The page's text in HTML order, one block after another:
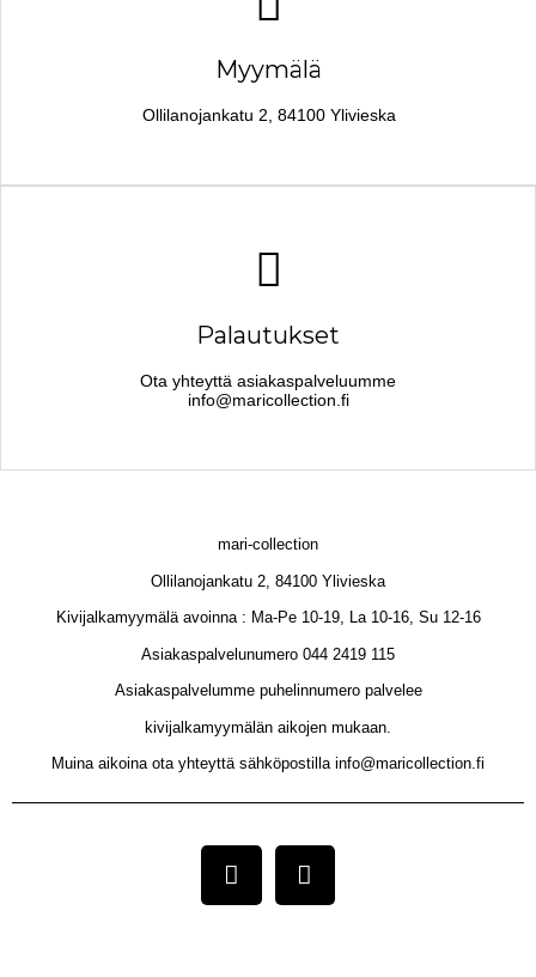
Myymälä
Ollilanojankatu 2, 84100 Ylivieska
Palautukset
Ota yhteyttä asiakaspalveluumme
info@maricollection.fi
mari-collection
Ollilanojankatu 2, 84100 Ylivieska
Kivijalkamyymälä avoinna : Ma-Pe 10-19, La 10-16, Su 12-16
Asiakaspalvelunumero 044 2419 115
Asiakaspalvelumme puhelinnumero palvelee
kivijalkamyymälän aikojen mukaan.
Muina aikoina ota yhteyttä sähköpostilla info@maricollection.fi